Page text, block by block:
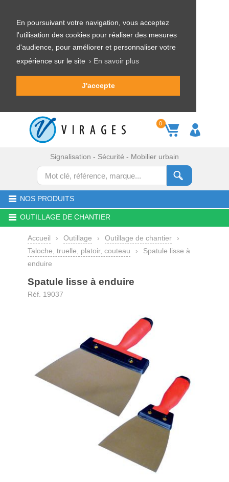
En poursuivant votre navigation, vous acceptez
l'utilisation des cookies pour réaliser des mesures
d'audience, pour améliorer et personnaliser votre
expérience sur le site › En savoir plus
J'accepte
0
Signalisation - Sécurité - Mobilier urbain
NOS PRODUITS
OUTILLAGE DE CHANTIER
Accueil › Outillage › Outillage de chantier
›
Taloche, truelle, platoir, couteau
›
Spatule lisse à
enduire
Spatule lisse à enduire
Réf. 19037